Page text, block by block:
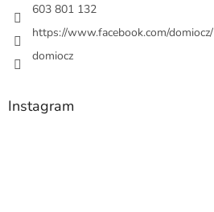
603 801 132
https://www.facebook.com/domiocz/
domiocz
Instagram